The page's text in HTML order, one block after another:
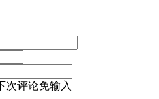
次评论免输入